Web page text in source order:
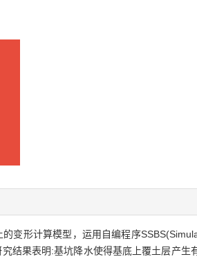
变形计算模型，运用自编程序
结果表明:基坑降水使得基底上覆土层产